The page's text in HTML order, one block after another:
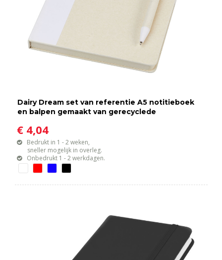
Dairy Dream set van referentie A5 notitieboek
en balpen gemaakt van gerecyclede
€ 4,04
Bedrukt in 1 - 2 weken,
sneller mogelijk in overleg.
Onbedrukt 1 - 2 werkdagen.